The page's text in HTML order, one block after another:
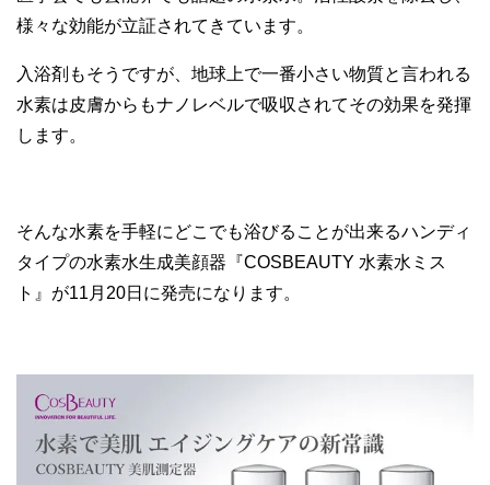
様々な効能が立証されてきています。
入浴剤もそうですが、地球上で一番小さい物質と言われる
水素は皮膚からもナノレベルで吸収されてその効果を発揮
します。
そんな水素を手軽にどこでも浴びることが出来るハンディ
タイプの水素水生成美顔器『COSBEAUTY 水素水ミス
ト』が11月20日に発売になります。